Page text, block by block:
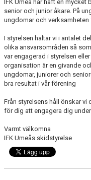
ERSMARKSBERGET
FAQ
TEKNIKTRÄNING FÖR
IFK Umeå har haft en
senior och junior åkare. På
ungdomar och
I styrelsen haltar vi i antalet
olika ansvarsområden så
var engagerad i styrelsen
organisation är en givande
ungdomar, juniorer och
bra resultat i vår förening
Från styrelsens håll önskar
för dig att engagera dig
Varmt välkomna
IFK Umeås skidstyrelse